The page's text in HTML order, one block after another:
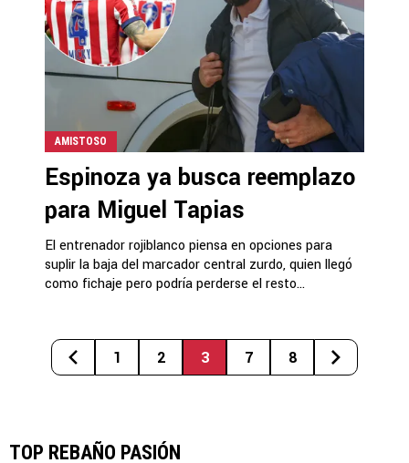
AMISTOSO
Espinoza ya busca reemplazo
para Miguel Tapias
El entrenador rojiblanco piensa en opciones para
suplir la baja del marcador central zurdo, quien llegó
como fichaje pero podría perderse el resto...
1 2 3 7 8
TOP REBAÑO PASIÓN